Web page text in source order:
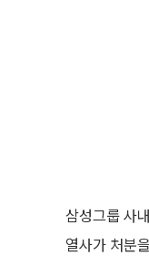
삼성그룹 사
열사가 처분